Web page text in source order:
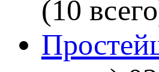
(10